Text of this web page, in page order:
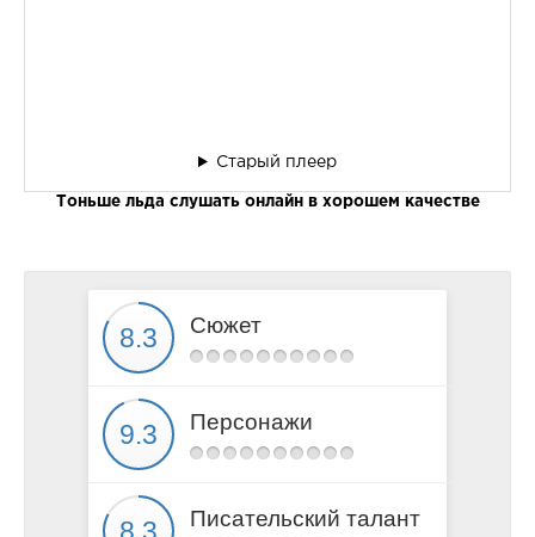
Старый плеер
Тоньше льда слушать онлайн в хорошем качестве
Сюжет
Персонажи
Писательский талант